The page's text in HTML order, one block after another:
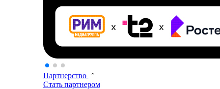
Партнерство
Стать партнером